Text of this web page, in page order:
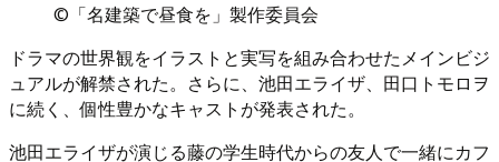
©「名建築で昼食を」製作委員会
ドラマの世界観をイラストと実写を組み合わせたメインビジ
ュアルが解禁された。さらに、池田エライザ、田口トモロヲ
に続く、個性豊かなキャストが発表された。
池田エライザが演じる藤の学生時代からの友人で一緒にカフ